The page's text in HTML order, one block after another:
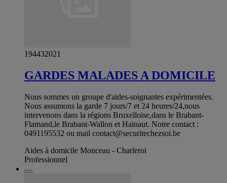
194432021
GARDES MALADES A DOMICILE
Nous sommes un groupe d'aides-soignantes expérimentées.
Nous assumons la garde 7 jours/7 et 24 heures/24,nous
intervenons dans la régions Bruxelloise,dans le Brabant-
Flamand,le Brabant-Wallon et Hainaut. Notre contact :
0491195532 ou mail contact@securitechezsoi.be
Aides à domicile Monceau - Charleroi
Professionnel